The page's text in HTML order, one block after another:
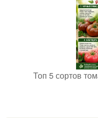
Топ 5 сортов